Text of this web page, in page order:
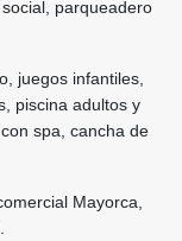
parqueadero
juegos infantiles,
piscina adultos y
spa, cancha de
Mayorca,